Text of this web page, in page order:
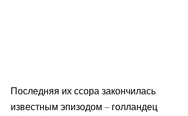
Последняя их ссора закончилась
известным эпизодом – голландец